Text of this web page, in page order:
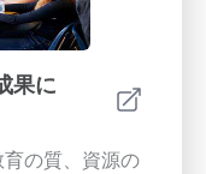
切り開き、必
るのです。生
しましょう！
果に
の質、資源の